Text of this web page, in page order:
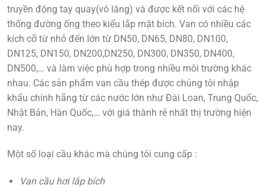
truyền động tay quay(vô lăng) và được kết nối với các hệ
thống đường ống theo kiểu lắp mặt bích. Van có nhiều các
kích cỡ từ nhỏ đến lớn từ DN50, DN65, DN80, DN100,
DN125, DN150, DN200,DN250, DN300, DN350, DN400,
DN500,… và làm việc phù hợp trong nhiều môi trường khác
nhau. Các sản phẩm van cầu thép được chúng tôi nhập
khẩu chính hãng từ các nước lớn như Đài Loan, Trung Quốc,
Nhật Bản, Hàn Quốc,… với giá thành rẻ nhất thị trường hiện
nay.
Một số loại cầu khác mà chúng tôi cung cấp :
Van cầu hơi lắp bích